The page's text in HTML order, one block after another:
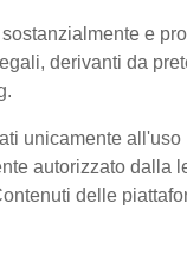
e
derivanti da
unicamente
autorizzato dalla
delle